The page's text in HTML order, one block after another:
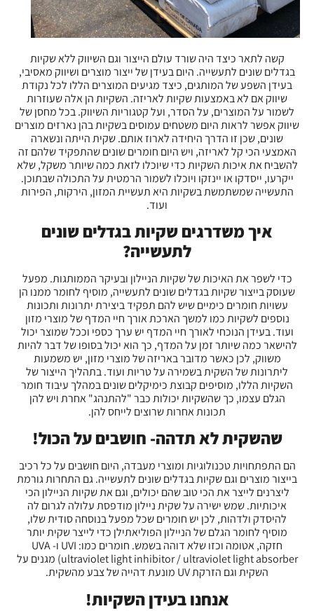
קשה לתאר כיצד היה שורד עולם הייצור וגם השיווק ללא שקיות
בגדלים שונים לתעשייה. היום בעידן של ייצור מוצרים ושיווק מאסיבי,
בעידן השפע של המותגים, כיצד מגיעים המוצרים הללו לכל נקודת
שיווק אם לא באמצעות שקיות לאריזה. השקיות הן אלה שעוזרות
לשמור על המוצרים, על הסדר, ועל קטגוריות השיווק. בכל מחסן של
שיווק אפשר לראות היום משטחים עמוסים בשקיות בהן נארזים מוצרים
שונים, שכן זו הדרך היחידה לארוז אותם. שקית הייתה ונשארה
האמצעי הכי קל לאריזה, ויש היום חומרים שונים שהתפקיד שלהם זה
להשביח את איכות השקיות כדי שיוכלו לזאת כמה שיותר משקל, שלא
ייקרעו, ייסדקו או יינזקו ויוכלו לשמור הרמטית על התכולה שבתוכן.
התעשייה שמשתמשת בשקיות היא תעשיית המזון, הירקות, הפירות
ועוד.
איך משדרגים שקיות בגדלים שונים
לתעשייה?
כדי לשפר את האיכות של שקיות הניילון ובעיקר הממותגות. מפעל
שעוסק בייצור שקיות בגדלים שונים לתעשייה, מוסיף לחומר ממנו הן
עשויות חומרים כימיים שיש להם תפקיד ביצירת יתרונות ותכונות
נוספים לשקיות כמו למשך הארכת אורך חיי המדף של מוצרי מזון
ועוד. בעידן הנוכחי לאורך חיי המדף יש ערך כספי וככל שמוצר יכול
להישאר כמה שיותר זמן על המדף, כך הוא יכול בסופו של דבר להיות
משווק, לכן כאשר מדובר באריזה של מוצרי מזון, יש משמעות
ליתרונות של השקית בשמירה על טריות ועוד. בתהליך הייצור של
השקיות הללו, מוסיפים קבוצת כימיקלים שונים במהלך עיבוד חומר
הגלם עצמו, כך שהשקיות יכולות כבר "להתנהג" אחרת ויש להן
תכונות אחרות שרוצים לייחס להן.
שהשקית לא תדהה- חושבים על הכול!
הם התפתחויות טכנולוגיות ומוצרי מעבדה, היום חושבים על כל רכיב
בייצור מוצרים וגם שקיות בגדלים שונים לתעשייה. גם התחרות גורמת
ליצרנים לייצר את הכי טוב שהם יכולים, וגם את שקיות הניילון הכי
איכותיות. שמש ישירה על שקית ניילון מודפסת עלולה לגרום לה
להיסדק ולדהות, לכן יש חומרים שכל מפעל בנוסחה סודית שלו,
מוסיף לחומר הגלם של הניילון הפוליאתילן כדי לייצר שקית יותר
חזקה, אטומה וכזו שלא דוהה בשמש. חומרים כמו: UVI ו- UVA
(ultraviolet light inhibitor / ultraviolet light absorber מגנים על
השקית וגם הזרקת UV מונעת דהייה של צבע מהשקית.
אנחנו בעידן השקיות!